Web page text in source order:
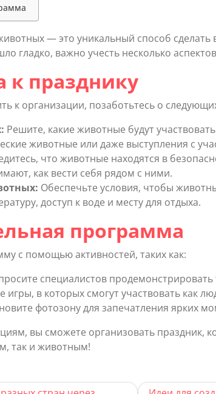
— это уникальный способ
гладко, важно учесть несколько
к празднику
к организации, позаботьтесь о
Решите, какие животные будут
животные или даже выступления с
что животные находятся в
как вести себя рядом с ними.
Обеспечьте условия, чтобы
доступ к воде и месту для отдыха.
программа
с помощью активностей, таких как:
специалистов
игры, в которых смогут участвовать как
фотозону для запечатления ярких
вы сможете организовать праздник,
так и животным!